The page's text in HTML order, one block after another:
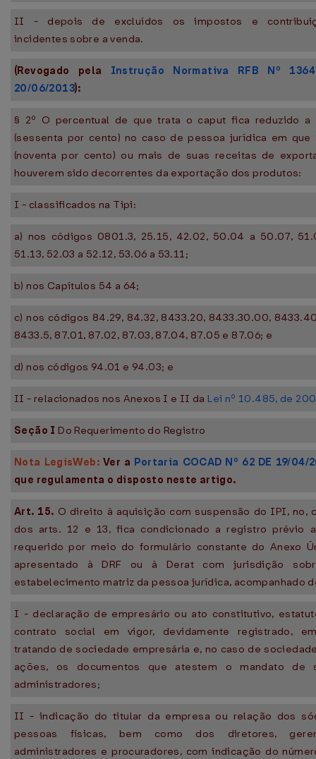
II - depois de excluídos os impostos e
incidentes sobre a venda.
(Revogado pela Instrução Normativa RFB Nº
20/06/2013):
§ 2º O percentual de que trata o caput fica reduzido a
(sessenta por cento) no caso de pessoa jurídica em que
(noventa por cento) ou mais de suas receitas de
houverem sido decorrentes da exportação dos produtos:
I - classificados na Tipi:
a) nos códigos 0801.3, 25.15, 42.02, 50.04 a 50.07,
51.13, 52.03 a 52.12, 53.06 a 53.11;
b) nos Capítulos 54 a 64;
c) nos códigos 84.29, 84.32, 8433.20, 8433.30.00,
8433.5, 87.01, 87.02, 87.03, 87.04, 87.05 e 87.06; e
d) nos códigos 94.01 e 94.03; e
II - relacionados nos Anexos I e II da Lei nº 10.485, de
Seção I Do Requerimento do Registro
Nota LegisWeb: Ver a Portaria COCAD Nº 62 DE 19/04/
que regulamenta o disposto neste artigo.
Art. 15. O direito à aquisição com suspensão do IPI, no,
dos arts. 12 e 13, fica condicionado a registro prévio
requerido por meio do formulário constante do Anexo
apresentado à DRF ou à Derat com jurisdição
estabelecimento matriz da pessoa jurídica, acompanhado
I - declaração de empresário ou ato constitutivo,
contrato social em vigor, devidamente registrado,
tratando de sociedade empresária e, no caso de
ações, os documentos que atestem o mandato de
administradores;
II - indicação do titular da empresa ou relação dos
pessoas físicas, bem como dos diretores,
administradores e procuradores, com indicação do